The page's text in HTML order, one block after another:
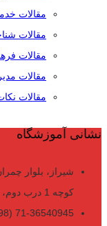
مقالات
مقالات
مقالات
مقالات
مقالات
نشانی آموزشگاه
شیراز، بلوار
کوچه 1 درب دوم، طبقه دوم
71-36540945 (98+) 71-36540532 (98+)